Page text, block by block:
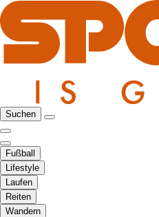
Suchen
Fußball
Lifestyle
Laufen
Reiten
Wandern